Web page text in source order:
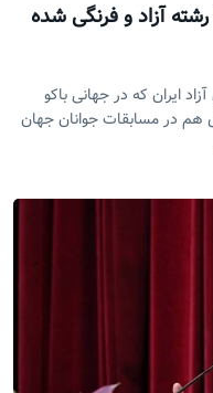
عنوان‌دار ایرانی جهان که قهرمان ۲ رشته آزاد و فرنگی شده
آزاد ایران که در جهانی باکو
هم در مسابقات جوانان جهان